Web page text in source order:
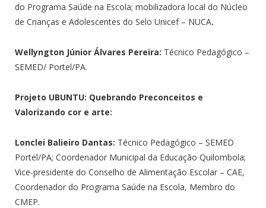
do Programa Saúde na Escola; mobilizadora local do Núcleo
de Crianças e Adolescentes do Selo Unicef – NUCA.
Wellyngton Júnior Álvares Pereira: Técnico Pedagógico –
SEMED/ Portel/PA.
Projeto UBUNTU: Quebrando Preconceitos e
Valorizando cor e arte:
Lonclei Balieiro Dantas: Técnico Pedagógico – SEMED
Portel/PA; Coordenador Municipal da Educação Quilombola;
Vice-presidente do Conselho de Alimentação Escolar – CAE,
Coordenador do Programa Saúde na Escola, Membro do
CMEP.